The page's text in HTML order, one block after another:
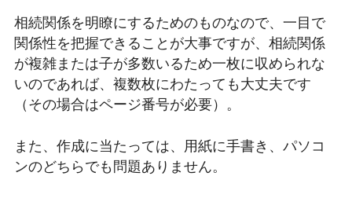
相続関係を明瞭にするためのものなので、一目で
関係性を把握できることが大事ですが、相続関係
が複雑または子が多数いるため一枚に収められな
いのであれば、複数枚にわたっても大丈夫です
（その場合はページ番号が必要）。
また、作成に当たっては、用紙に手書き、パソコ
ンのどちらでも問題ありません。